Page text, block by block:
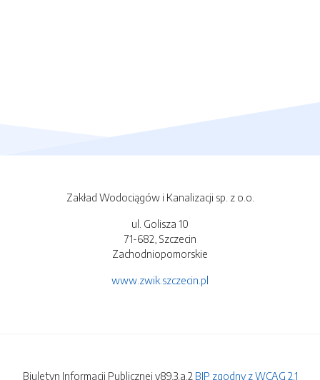
Zakład Wodociągów i Kanalizacji sp. z o.o.
ul. Golisza 10
71-682, Szczecin
Zachodniopomorskie
www.zwik.szczecin.pl
Biuletyn Informacji Publicznej v89.3.a.2 BIP zgodny z WCAG 2.1